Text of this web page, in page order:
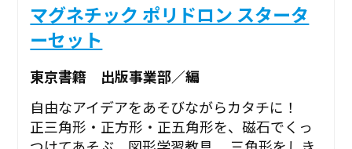
マグネチック ポリドロン スタータ
ーセット
東京書籍 出版事業部／編
自由なアイデアをあそびながらカタチに！
正三角形・正方形・正五角形を、磁石でくっ